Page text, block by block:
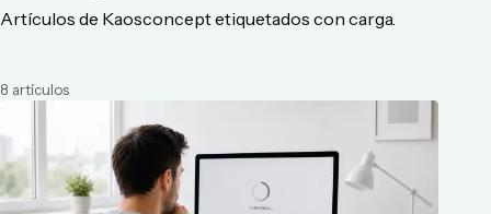
Artículos de Kaosconcept etiquetados con carga.
8 artículos